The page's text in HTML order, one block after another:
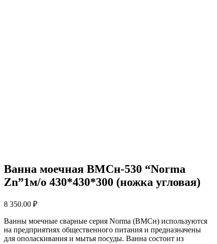
Ванна моечная ВМСн-530 “Norma
Zn”1м/о 430*430*300 (ножка угловая)
8 350.00 ₽
Ванны моечные сварные серия Norma (ВМСн) используются
на предприятиях общественного питания и предназначены
для ополаскивания и мытья посуды. Ванна состоит из